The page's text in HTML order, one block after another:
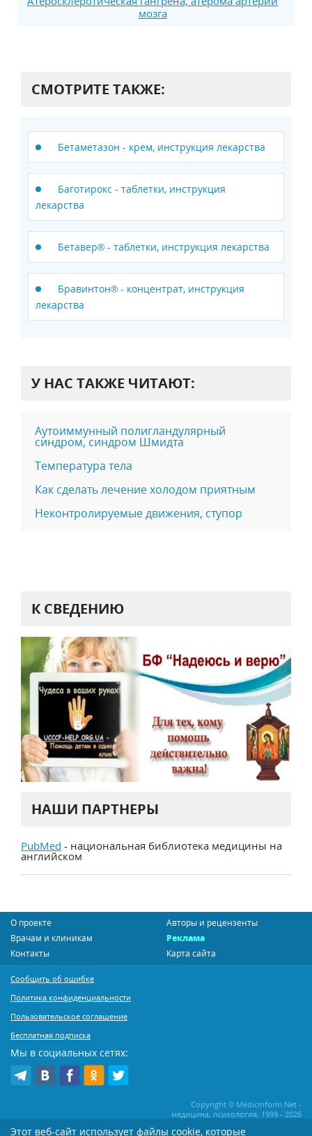
мозга
СМОТРИТЕ ТАКЖЕ:
Бетаметазон - крем, инструкция лекарства
Баготирокс - таблетки, инструкция
лекарства
Бетавер® - таблетки, инструкция лекарства
Бравинтон® - концентрат, инструкция
лекарства
У НАС ТАКЖЕ ЧИТАЮТ:
Аутоиммунный полигландулярный
синдром, синдром Шмидта
Температура тела
Как сделать лечение холодом приятным
Неконтролируемые движения, ступор
К СВЕДЕНИЮ
НАШИ ПАРТНЕРЫ
PubMed - национальная библиотека медицины на
английском
О проекте
Авторы и рецензенты
Врачам и клиникам
Реклама
Контакты
Карта сайта
Сообщить об ошибке
Политика конфиденциальности
Пользовательское соглашение
Бесплатная подписка
Мы в социальных сетях:
Copyright © MedicInform.Net -
медицина, психология, 1999 - 2026
Этот веб-сайт использует файлы cookie, которые